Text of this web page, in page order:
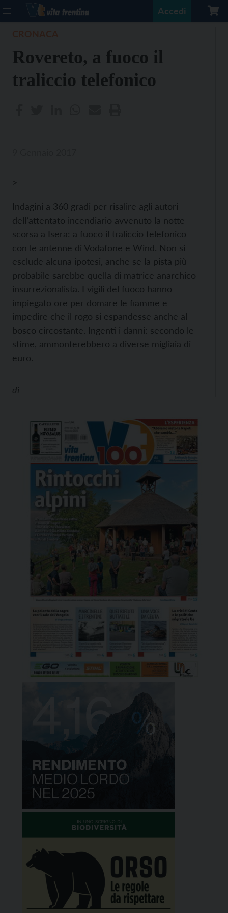
Accedi
Rovereto, a fuoco il
traliccio telefonico
>
Indagini a 360 gradi per risalire agli autori
dell’attentato incendiario avvenuto la notte
scorsa a Isera: a fuoco il traliccio telefonico
con le antenne di Vodafone e Wind. Non si
esclude alcuna ipotesi, anche se la pista più
probabile sarebbe quella di matrice anarchico-
insurrezionalista. I vigili del fuoco hanno
impiegato ore per domare le fiamme e
impedire che il rogo si espandesse anche al
bosco circostante. Ingenti i danni: secondo le
stime, ammonterebbero a diverse migliaia di
euro.
di